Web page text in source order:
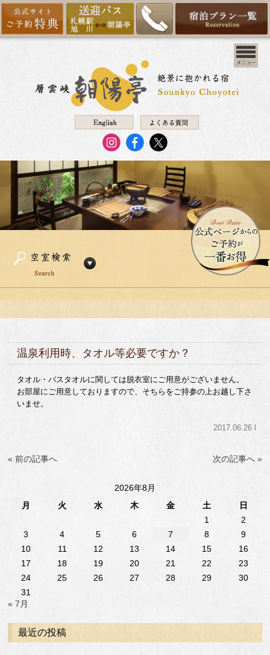
温泉利用時、タオル等必要ですか？
タオル・バスタオルに関しては脱衣室にご用意がございません。
お部屋にご用意しておりますので、そちらをご持参の上お越し下さ
いませ。
2017.06.26 l
« 前の記事へ 次の記事へ »
2026年8月
月
火 水 木 金 土
日
1
2
3
4 5 6 7 8
9
10
11 12 13 14 15
16
17
18 19 20 21 22
23
24
25 26 27 28 29
30
31
« 7月
最近の投稿